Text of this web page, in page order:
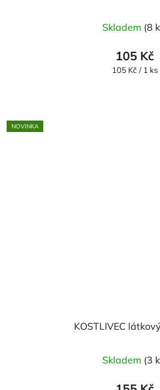
Skladem (8
105 Kč
Měrná
105 Kč / 1 ks
NOVINKA
KOSTLIVEC
Skladem (3